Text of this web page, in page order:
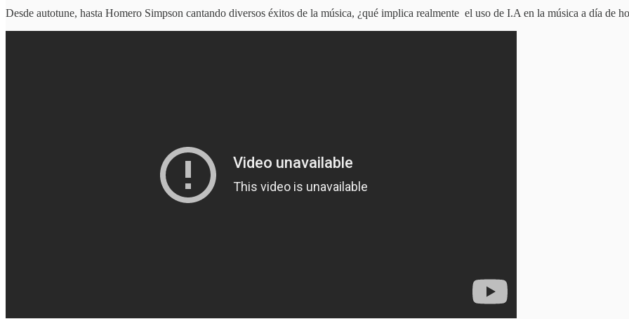
Desde autotune, hasta Homero Simpson cantando diversos éxitos de la música, ¿qué implica realmente el uso de I.A en la música a día de